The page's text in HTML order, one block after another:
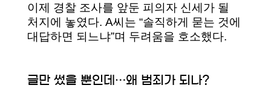
이제 경찰 조사를 앞둔 피의자 신세가 될
처지에 놓였다. A씨는 “솔직하게 묻는 것에
대답하면 되느냐”며 두려움을 호소했다.
글만 썼을 뿐인데…왜 범죄가 되나?